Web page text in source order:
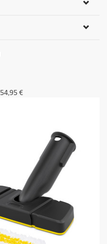
54,95 €